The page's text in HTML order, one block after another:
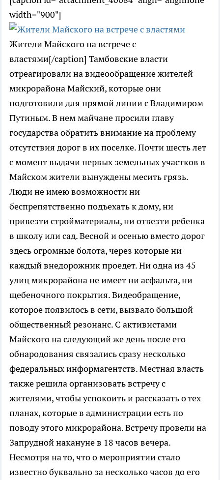
width="900"]
Жители Майского на встрече с
властями[/caption] Тамбовские власти
отреагировали на видеообращение жителей
микрорайона Майский, которые они
подготовили для прямой линии с Владимиром
Путиным. В нем майчане просили главу
государства обратить внимание на проблему
отсутствия дорог в их поселке. Почти шесть лет
с момент выдачи первых земельных участков в
Майском жители вынуждены месить грязь.
Люди не имею возможности ни
беспрепятственно подъехать к дому, ни
привезти стройматериалы, ни отвезти ребенка
в школу или сад. Весной и осенью вместо дорог
здесь огромные болота, через которые ни
каждый внедорожник проедет. Ни одна из 45
улиц микрорайона не имеет ни асфальта, ни
щебеночного покрытия. Видеобращение,
которое появилось в сети, вызвало большой
общественный резонанс. С активистами
Майского на следующий же день после его
обнародования связались сразу несколько
федеральных информагентств. Местная власть
также решила организовать встречу с
жителями, чтобы успокоить и рассказать о тех
планах, которые в администрации есть по
поводу этого микрорайона. Встречу провели на
Запрудной накануне в 18 часов вечера.
Несмотря на то, что о мероприятии стало
известно буквально за несколько часов до его